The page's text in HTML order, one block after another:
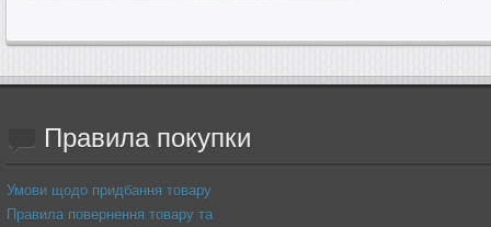
Правилапокупки
Умови щодо придбання товару
Правила повернення товару та